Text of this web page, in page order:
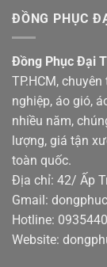
ĐỒNG PHỤC
Đồng Phục Đại
TP.HCM,
nghiệp, áo gió,
nhiều năm,
lượng, giá tận
toàn quốc.
Địa chỉ: 42/ Ấp
Gmail:
Hotline:
Website: